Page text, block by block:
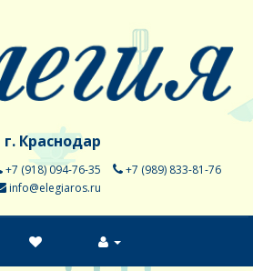
г. Краснодар
+7 (918) 094-76-35
+7 (989) 833-81-76
info@elegiaros.ru